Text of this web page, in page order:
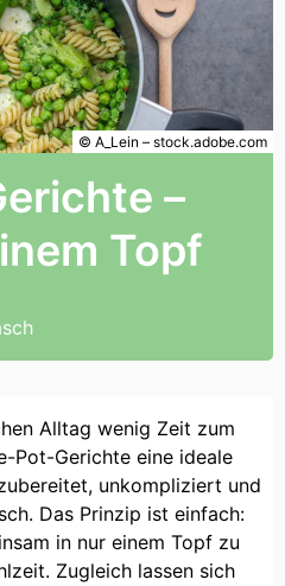
–
Topf
© A_Lein – stock.adobe.com
Alltag wenig Zeit zum
Pot-Gerichte eine ideale
unkompliziert und
Das Prinzip ist einfach:
in nur einem Topf zu
Zugleich lassen sich